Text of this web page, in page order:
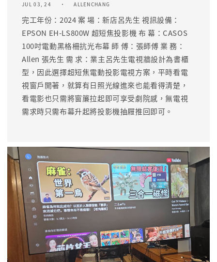
JUL 03, 24 ALLENCHANG
完工年份：2024 案 場：新店呂先生 視訊設備：
EPSON EH-LS800W 超短焦投影機 布 幕：CASOS
100吋電動黑格柵抗光布幕 師 傅：張師傅 業 務：
Allen 張先生 需 求：業主呂先生電視牆設計為書櫃
型，因此選擇超短焦電動投影電視方案，平時看電
視窗戶開著，就算有日照光線進來也能看得清楚，
看電影也只需將窗簾拉起即可享受劇院感，無電視
需求時只需布幕升起將投影機抽屜推回即可。